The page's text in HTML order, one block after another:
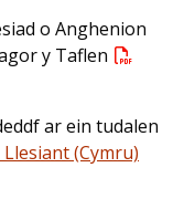
o Anghenion
y Taflen
ar ein tudalen
(Cymru)